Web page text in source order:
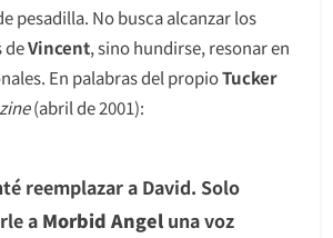
pesadilla. No busca alcanzar los
deVincent, sino hundirse, resonar en
En palabras del propioTucker
(abril de 2001):
reemplazar a David. Solo
a Morbid Angeluna voz